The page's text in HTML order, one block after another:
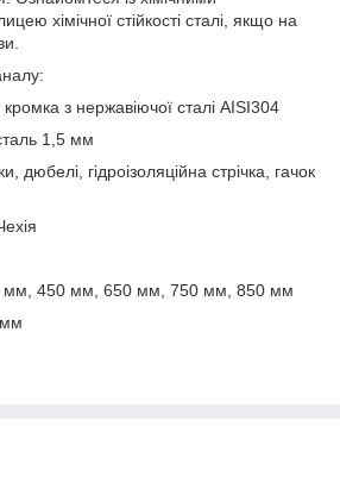
хімічної стійкості сталі, якщо на
з нержавіючої сталі AISI304
1,5 мм
дюбелі, гідроізоляційна стрічка, гачок
мм, 450 мм, 650 мм, 750 мм, 850 мм